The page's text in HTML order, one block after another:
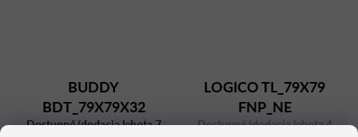
BUDDY
BDT_79X79X32
MARBLE NERO
Dostupné (dodacia lehota 7
LOGICO TL_79X79
FNP_NE
Dostupné (dodacia lehota 4